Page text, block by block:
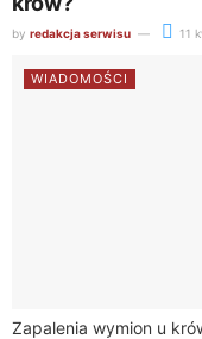
by redakcja serwisu 11
WIADOMOŚCI
Zapalenia wymion u